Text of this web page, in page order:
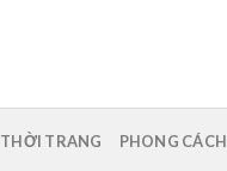
THỜI TRANG PHONG CÁCH